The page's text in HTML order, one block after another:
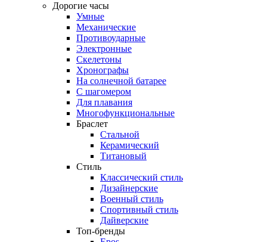
Дорогие часы
Умные
Механические
Противоударные
Электронные
Скелетоны
Хронографы
На солнечной батарее
С шагомером
Для плавания
Многофункциональные
Браслет
Стальной
Керамический
Титановый
Стиль
Классический стиль
Дизайнерские
Военный стиль
Спортивный стиль
Дайверские
Топ-бренды